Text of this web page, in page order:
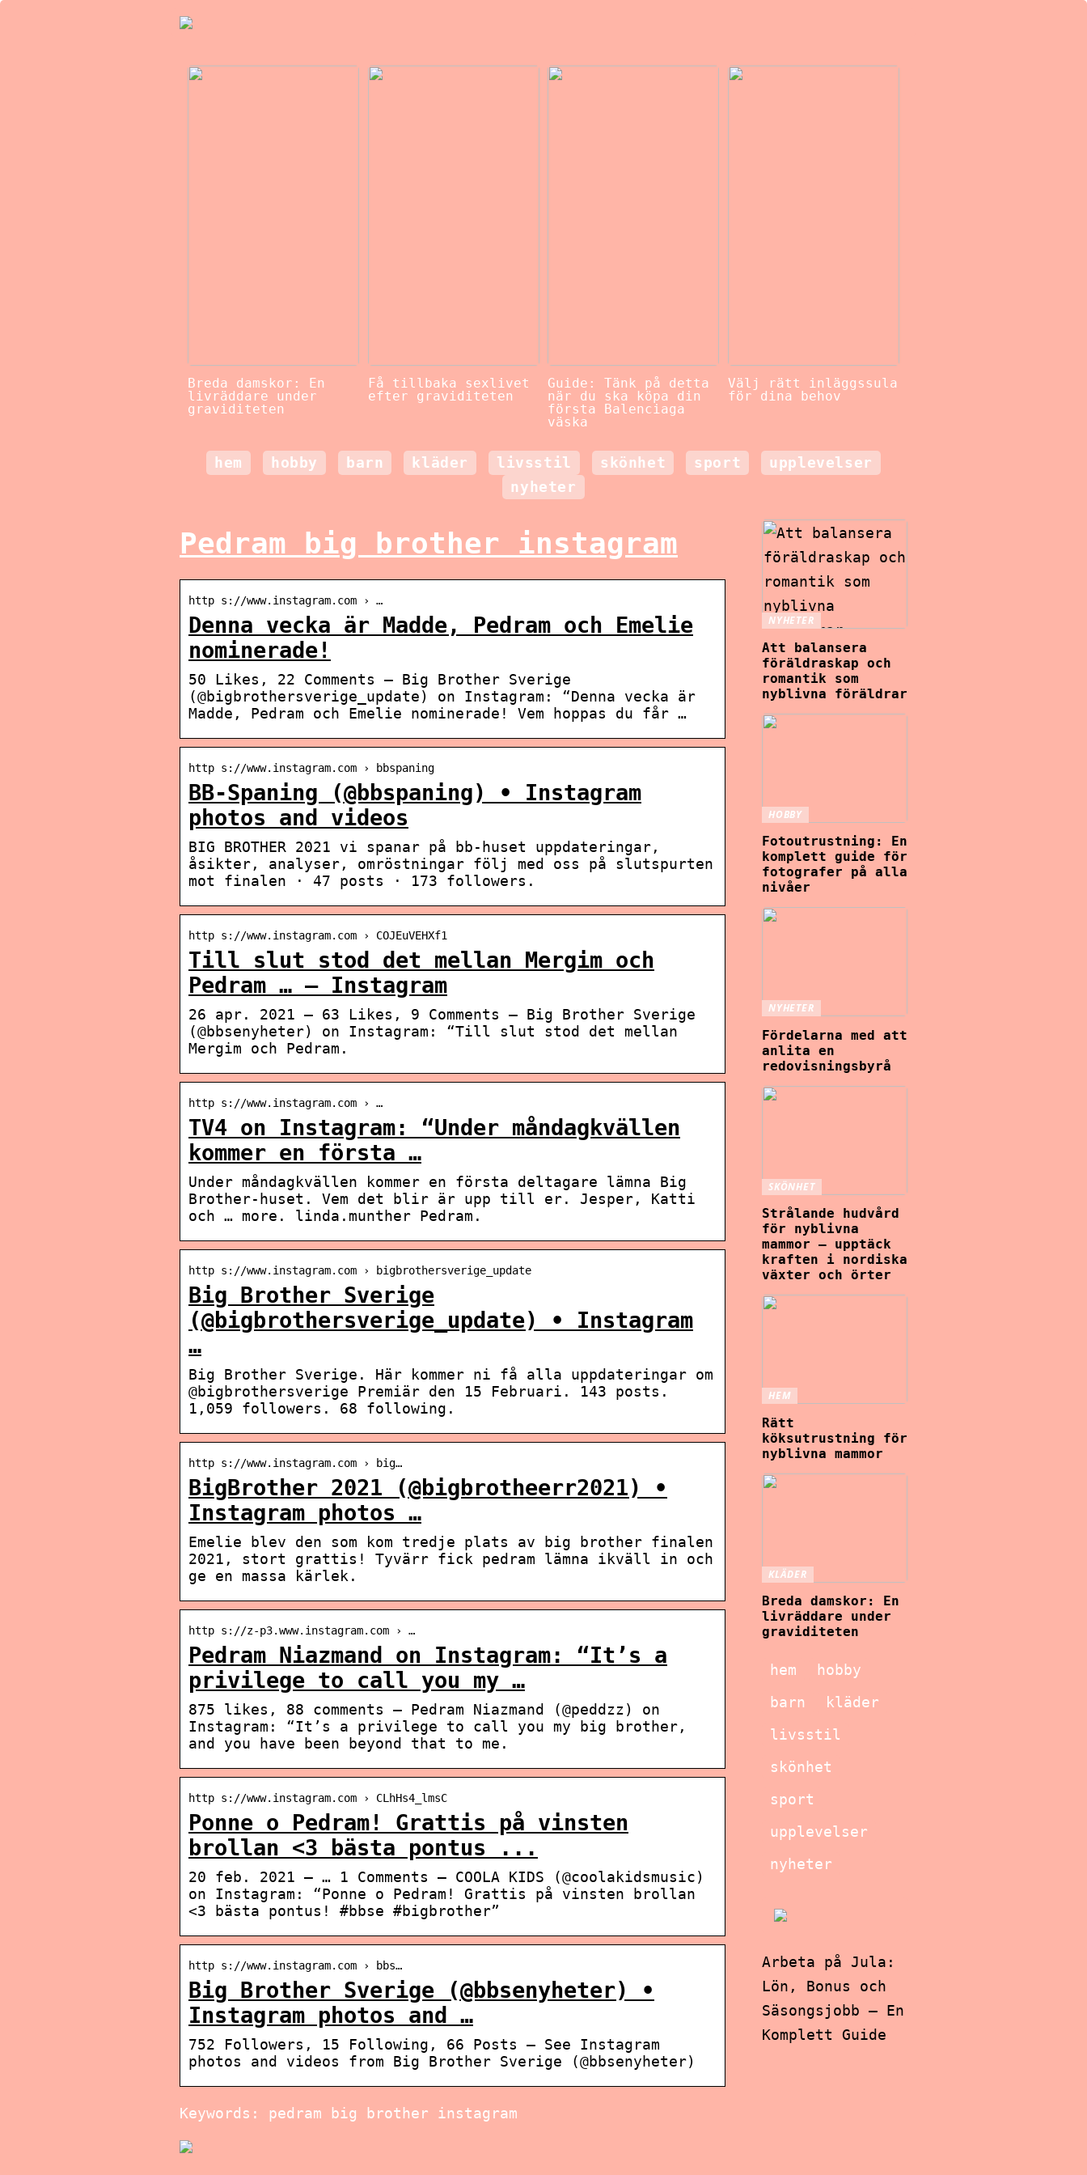
Breda damskor: En
livräddare under
graviditeten
Få tillbaka sexlivet
efter graviditeten
Guide: Tänk på detta
när du ska köpa din
första Balenciaga
väska
Välj rätt inläggssula
för dina behov
hem hobby barn kläder livsstil skönhet sport
upplevelser
nyheter
Pedram big brother instagram
http s://www.instagram.com › …
Denna vecka är Madde, Pedram och Emelie
nominerade!
50 Likes, 22 Comments – Big Brother Sverige
(@bigbrothersverige_update) on Instagram: “Denna vecka är
Madde, Pedram och Emelie nominerade! Vem hoppas du får …
http s://www.instagram.com › bbspaning
BB-Spaning (@bbspaning) • Instagram
photos and videos
BIG BROTHER 2021 vi spanar på bb-huset uppdateringar,
åsikter, analyser, omröstningar följ med oss på slutspurten
mot finalen · 47 posts · 173 followers.
http s://www.instagram.com › COJEuVEHXf1
Till slut stod det mellan Mergim och
Pedram … – Instagram
26 apr. 2021 — 63 Likes, 9 Comments – Big Brother Sverige
(@bbsenyheter) on Instagram: “Till slut stod det mellan
Mergim och Pedram.
http s://www.instagram.com › …
TV4 on Instagram: “Under måndagkvällen
kommer en första …
Under måndagkvällen kommer en första deltagare lämna Big
Brother-huset. Vem det blir är upp till er. Jesper, Katti
och … more. linda.munther Pedram.
http s://www.instagram.com › bigbrothersverige_update
Big Brother Sverige
(@bigbrothersverige_update) • Instagram
…
Big Brother Sverige. Här kommer ni få alla uppdateringar om
@bigbrothersverige Premiär den 15 Februari. 143 posts.
1,059 followers. 68 following.
http s://www.instagram.com › big…
BigBrother 2021 (@bigbrotheerr2021) •
Instagram photos …
Emelie blev den som kom tredje plats av big brother finalen
2021, stort grattis! Tyvärr fick pedram lämna ikväll in och
ge en massa kärlek.
http s://z-p3.www.instagram.com › …
Pedram Niazmand on Instagram: “It’s a
privilege to call you my …
875 likes, 88 comments – Pedram Niazmand (@peddzz) on
Instagram: “It’s a privilege to call you my big brother,
and you have been beyond that to me.
http s://www.instagram.com › CLhHs4_lmsC
Ponne o Pedram! Grattis på vinsten
brollan <3 bästa pontus ...
20 feb. 2021 — … 1 Comments – COOLA KIDS (@coolakidsmusic)
on Instagram: “Ponne o Pedram! Grattis på vinsten brollan
<3 bästa pontus! #bbse #bigbrother”
http s://www.instagram.com › bbs…
Big Brother Sverige (@bbsenyheter) •
Instagram photos and …
752 Followers, 15 Following, 66 Posts – See Instagram
photos and videos from Big Brother Sverige (@bbsenyheter)
Keywords: pedram big brother instagram
NYHETER
Att balansera
föräldraskap och
romantik som
nyblivna föräldrar
HOBBY
Fotoutrustning: En
komplett guide för
fotografer på alla
nivåer
NYHETER
Fördelarna med att
anlita en
redovisningsbyrå
SKÖNHET
Strålande hudvård
för nyblivna
mammor – upptäck
kraften i nordiska
växter och örter
HEM
Rätt
köksutrustning för
nyblivna mammor
KLÄDER
Breda damskor: En
livräddare under
graviditeten
hem
hobby
barn
kläder
livsstil
skönhet
sport
upplevelser
nyheter
Arbeta på Jula:
Lön, Bonus och
Säsongsjobb – En
Komplett Guide